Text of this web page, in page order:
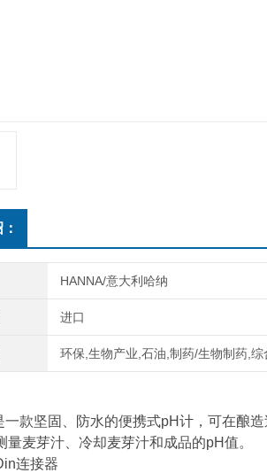
HANNA/意大利哈纳
进口
环保,生物产业,石油,制药/生物制药,综
一款坚固、防水的便携式pH计，可在酿
量麦芽汁、冷却麦芽汁和成品的pH值。
连接器